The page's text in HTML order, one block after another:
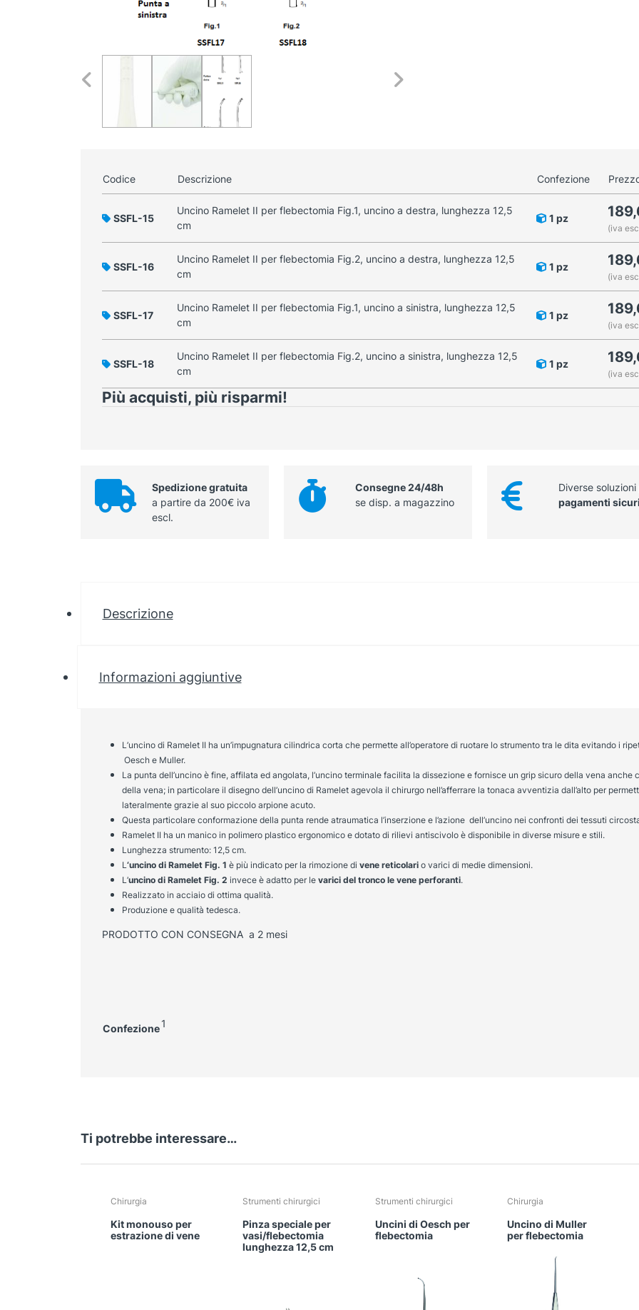
Codice Descrizione Confezione
SSFL-15
Uncino Ramelet II per flebectomia Fig.1, uncino a destra, lunghezza 12,5
cm
1 pz
(iva
SSFL-16
Uncino Ramelet II per flebectomia Fig.2, uncino a destra, lunghezza 12,5
cm
1 pz
(iva
SSFL-17
Uncino Ramelet II per flebectomia Fig.1, uncino a sinistra, lunghezza 12,5
cm
1 pz
(iva
SSFL-18
Uncino Ramelet II per flebectomia Fig.2, uncino a sinistra, lunghezza 12,5
cm
1 pz
(iva
Più acquisti, più risparmi!
Spedizione gratuita
a partire da 200€ iva
escl.
Consegne 24/48h
se disp. a magazzino
Diverse soluzioni
pagamenti sicuri
Descrizione
Informazioni aggiuntive
L’uncino di Ramelet II ha un’impugnatura cilindrica corta che permette all’operatore di ruotare lo strumento tra le dita evitando i
Oesch e Muller.
La punta dell’uncino è fine, affilata ed angolata, l’uncino terminale facilita la dissezione e fornisce un grip sicuro della vena
della vena; in particolare il disegno dell’uncino di Ramelet agevola il chirurgo nell’afferrare la tonaca avventizia dall’alto per
lateralmente grazie al suo piccolo arpione acuto.
Questa particolare conformazione della punta rende atraumatica l’inserzione e l’azione dell’uncino nei confronti dei tessuti
Ramelet II ha un manico in polimero plastico ergonomico e dotato di rilievi antiscivolo è disponibile in diverse misure e stili.
Lunghezza strumento: 12,5 cm.
L‘uncino di Ramelet Fig. 1 è più indicato per la rimozione di vene reticolario varici di medie dimensioni.
L’uncino di Ramelet Fig. 2 invece è adatto per le varici del tronco le vene perforanti.
Realizzato in acciaio di ottima qualità.
Produzione e qualità tedesca.
PRODOTTO CON CONSEGNA a 2 mesi
Confezione 1
Ti potrebbe interessare…
Chirurgia
Kit monouso per
estrazione di vene
Strumenti chirurgici
Pinza speciale per
vasi/flebectomia
lunghezza 12,5 cm
Strumenti chirurgici
Uncini di Oesch per
flebectomia
Chirurgia
Uncino di Muller
per flebectomia